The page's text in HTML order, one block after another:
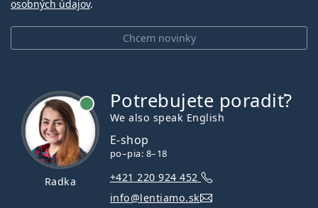
Chcem novinky
osobných údajov.
Radka
Potrebujete poradiť?
We also speak English
E-shop
po–pia: 8–18
+421 220 924 452
info@lentiamo.sk